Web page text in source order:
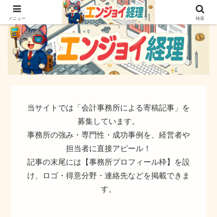
簿記でなく実務ができるサイト
当サイトでは「会計事務所による寄稿記事」を
募集しています。
事務所の強み・専門性・成功事例を、経営者や
担当者に直接アピール！
記事の末尾には【事務所プロフィール枠】を設
け、ロゴ・得意分野・連絡先などを掲載できま
す。
メニュー 検索